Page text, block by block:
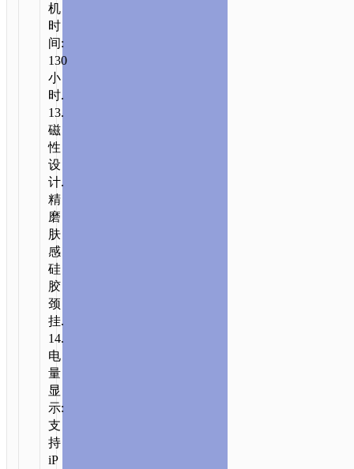
机
时
间:
130
小
时.
13.
磁
性
设
计.
精
磨
肤
感
硅
胶
颈
挂.
14.
电
量
显
示:
支
持
iP